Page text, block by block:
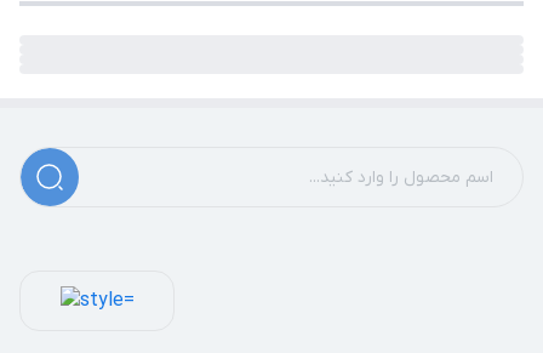
استفاده ایمن برای بهره برداری افراد سنگین وزن تا 180 کیلوگرم را